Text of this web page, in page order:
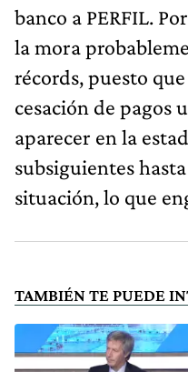
banco a PERFIL.
la mora
récords, puesto
cesación de pagos
aparecer en la
subsiguientes
situación, lo que
TAMBIÉN TE PUEDE